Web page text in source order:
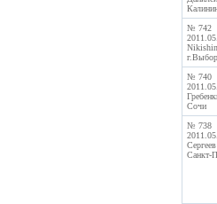
№ 742
№ 740
Сочи
№ 738
Санкт-